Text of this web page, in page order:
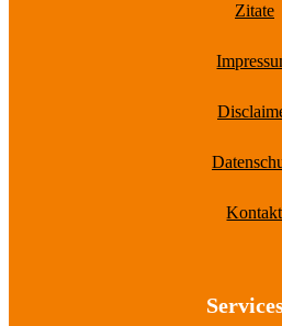
Zitate
Kontakt